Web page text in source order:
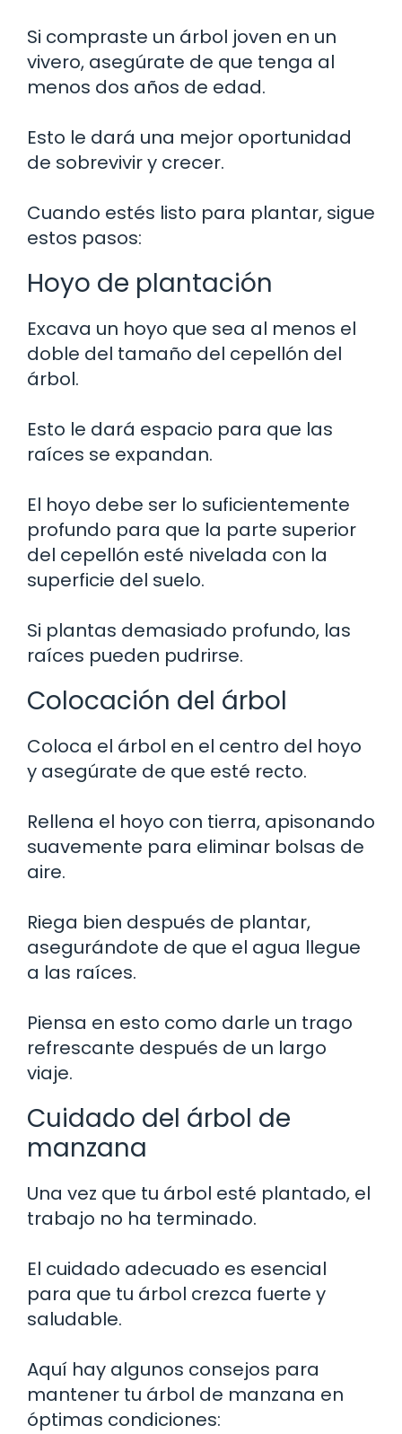
Si compraste un árbol joven en un
vivero, asegúrate de que tenga al
menos dos años de edad.
Esto le dará una mejor oportunidad
de sobrevivir y crecer.
Cuando estés listo para plantar, sigue
estos pasos:
Hoyo de plantación
Excava un hoyo que sea al menos el
doble del tamaño del cepellón del
árbol.
Esto le dará espacio para que las
raíces se expandan.
El hoyo debe ser lo suficientemente
profundo para que la parte superior
del cepellón esté nivelada con la
superficie del suelo.
Si plantas demasiado profundo, las
raíces pueden pudrirse.
Colocación del árbol
Coloca el árbol en el centro del hoyo
y asegúrate de que esté recto.
Rellena el hoyo con tierra, apisonando
suavemente para eliminar bolsas de
aire.
Riega bien después de plantar,
asegurándote de que el agua llegue
a las raíces.
Piensa en esto como darle un trago
refrescante después de un largo
viaje.
Cuidado del árbol de
manzana
Una vez que tu árbol esté plantado, el
trabajo no ha terminado.
El cuidado adecuado es esencial
para que tu árbol crezca fuerte y
saludable.
Aquí hay algunos consejos para
mantener tu árbol de manzana en
óptimas condiciones: